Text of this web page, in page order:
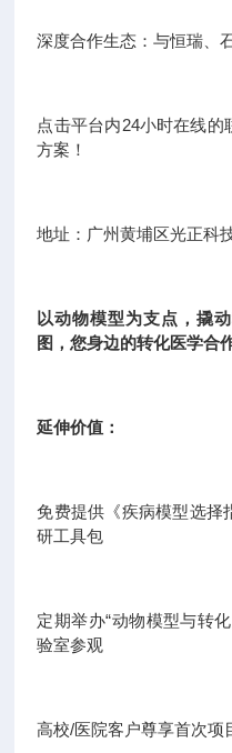
深度合作生态：与恒瑞、
点击平台内24小时在线
方案！
地址：广州黄埔区光正科
以动物模型为支点，撬
图，您身边的转化医学合
延伸价值：
免费提供《疾病模型选择
研工具包
定期举办“动物模型与转
验室参观
高校/医院客户尊享首次项